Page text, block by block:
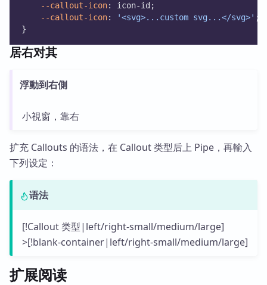
--callout-icon: icon-id;
--callout-icon: '<svg>...custom svg...</svg>' ;
}
居右对其
浮動到右側
小視窗，靠右
扩充 Callouts 的语法，在 Callout 类型后上 Pipe，再輸入
下列设定：
语法
[!Callout 类型|left/right-small/medium/large]
>[!blank-container|left/right-small/medium/large]
扩展阅读